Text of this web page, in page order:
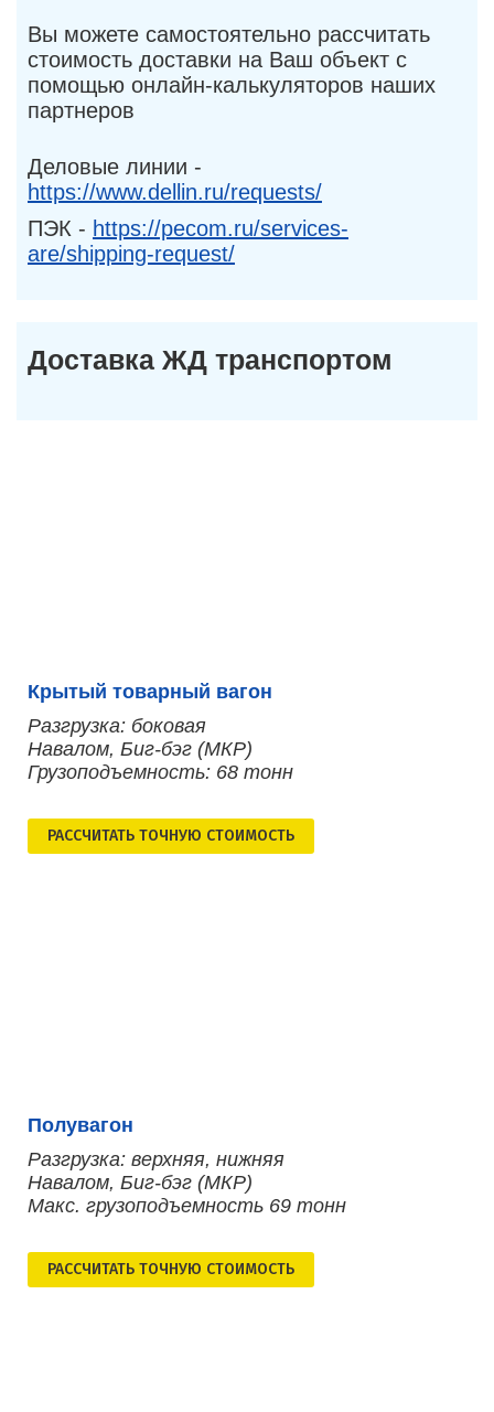
Вы можете самостоятельно рассчитать
стоимость доставки на Ваш объект с
помощью онлайн-калькуляторов наших
партнеров
Деловые линии -
https://www.dellin.ru/requests/
ПЭК - https://pecom.ru/services-
are/shipping-request/
Доставка ЖД транспортом
Крытый товарный вагон
Разгрузка: боковая
Навалом, Биг-бэг (МКР)
Грузоподъемность: 68 тонн
РАСCЧИТАТЬ ТОЧНУЮ СТОИМОСТЬ
Полувагон
Разгрузка: верхняя, нижняя
Навалом, Биг-бэг (МКР)
Макс. грузоподъемность 69 тонн
РАСCЧИТАТЬ ТОЧНУЮ СТОИМОСТЬ